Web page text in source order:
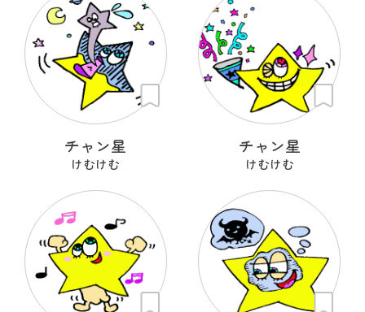
チャン星
けむけむ
チャン星
けむけむ